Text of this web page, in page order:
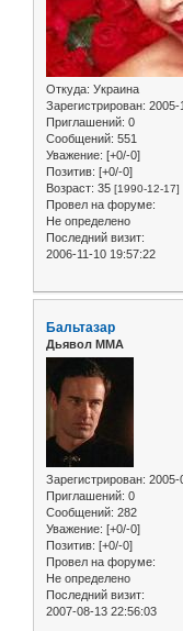
Откуда: Украина
Зарегистрирован: 2005-
Приглашений: 0
Сообщений: 551
Уважение: [+0/-0]
Позитив: [+0/-0]
Возраст: 35 [1990-12-17]
Провел на форуме:
Не определено
Последний визит:
2006-11-10 19:57:22
Бальтазар
Дьявол ММА
Зарегистрирован: 2005-
Приглашений: 0
Сообщений: 282
Уважение: [+0/-0]
Позитив: [+0/-0]
Провел на форуме:
Не определено
Последний визит:
2007-08-13 22:56:03